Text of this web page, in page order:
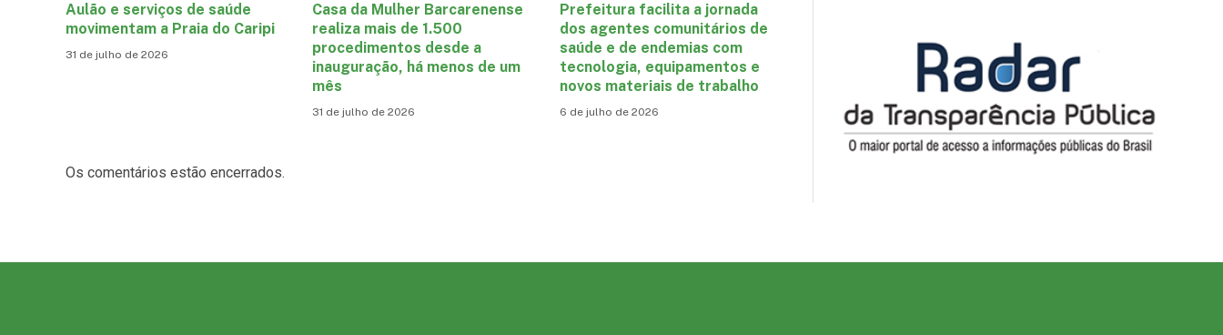
Aulão e serviços de saúde
movimentam a Praia do Caripi
31 de julho de 2026
Casa da Mulher Barcarenense
realiza mais de 1.500
procedimentos desde a
inauguração, há menos de um
mês
31 de julho de 2026
Prefeitura facilita a jornada
dos agentes comunitários de
saúde e de endemias com
tecnologia, equipamentos e
novos materiais de trabalho
6 de julho de 2026
Os comentários estão encerrados.